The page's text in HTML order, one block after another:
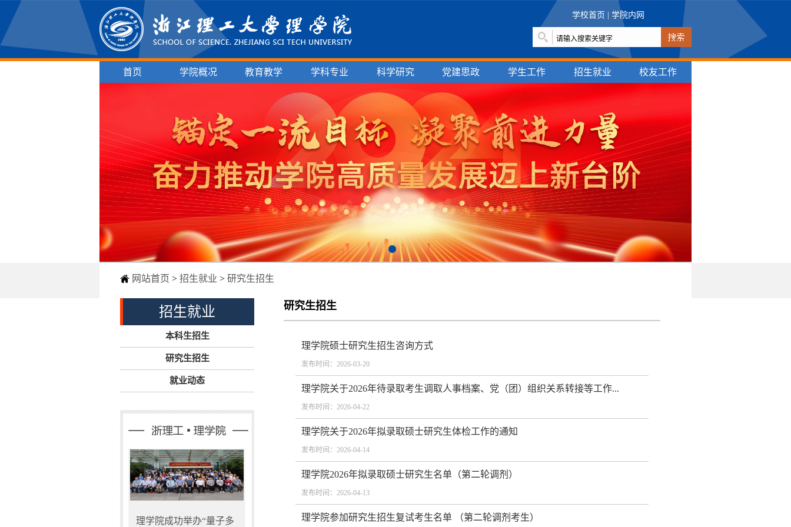
学校首页 学院内网
首页 学院概况 教育教学 学科专业 科学研究 党建思政 学生工作 招生就业 校友工作
网站首页 > 招生就业 > 研究生招生
招生就业
本科生招生
研究生招生
就业动态
理学院成功举办“量子多
研究生招生
理学院硕士研究生招生咨询方式
发布时间：2026-03-20
理学院关于2026年待录取考生调取人事档案、党（团）组织关系转接等工作...
发布时间：2026-04-22
理学院关于2026年拟录取硕士研究生体检工作的通知
发布时间：2026-04-14
理学院2026年拟录取硕士研究生名单（第二轮调剂）
发布时间：2026-04-13
理学院参加研究生招生复试考生名单 （第二轮调剂考生）